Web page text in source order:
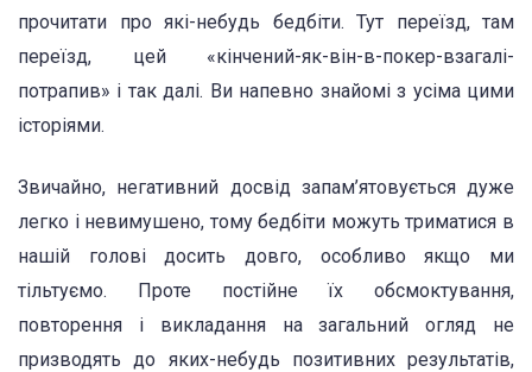
прочитати про які-небудь бедбіти. Тут переїзд, там
переїзд, цей «кінчений-як-він-в-покер-взагалі-
потрапив» і так далі. Ви напевно знайомі з усіма цими
історіями.
Звичайно, негативний досвід запам’ятовується дуже
легко і невимушено, тому бедбіти можуть триматися в
нашій голові досить довго, особливо якщо ми
тільтуємо. Проте постійне їх обсмоктування,
повторення і викладання на загальний огляд не
призводять до яких-небудь позитивних результатів,